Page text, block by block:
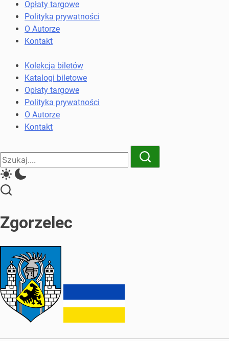
komunikacji
miejskiej
kolejowych
Opłaty targowe
Polityka prywatności
O Autorze
Kontakt
Kolekcja biletów
Katalogi biletowe
Opłaty targowe
Polityka prywatności
O Autorze
Kontakt
Close
Search
Search
Zgorzelec